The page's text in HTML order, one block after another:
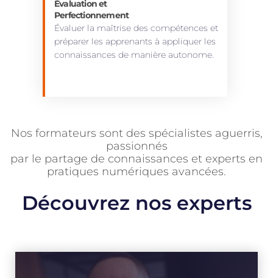
Évaluation et
Perfectionnement
Évaluer la maîtrise des compétences et
préparer les apprenants à appliquer les
connaissances de manière autonome.
Nos formateurs sont des spécialistes aguerris,
passionnés
par le partage de connaissances et experts en
pratiques numériques avancées.
Découvrez nos experts